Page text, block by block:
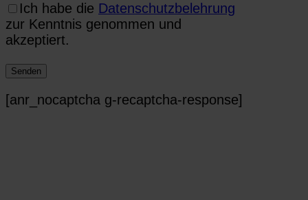
Ich habe die Datenschutzbelehrung
zur Kenntnis genommen und
akzeptiert.
[anr_nocaptcha g-recaptcha-response]